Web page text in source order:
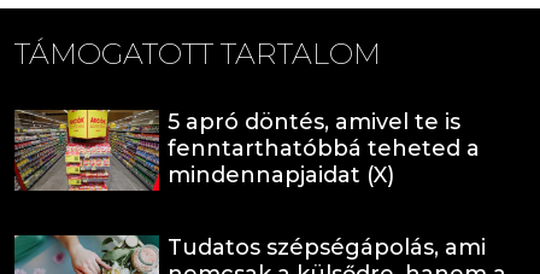
TÁMOGATOTT TARTALOM
5 apró döntés, amivel te is
fenntarthatóbbá teheted a
mindennapjaidat (X)
Tudatos szépségápolás, ami